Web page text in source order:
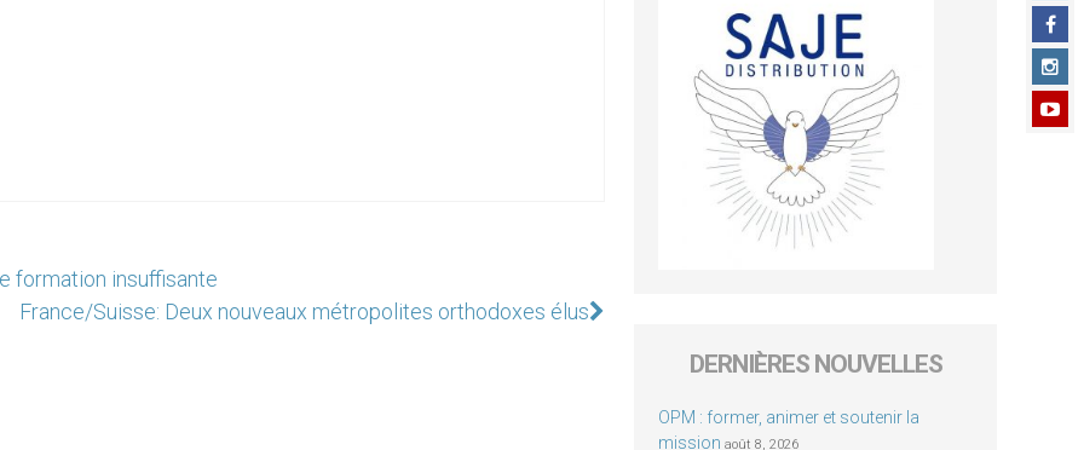
formation insuffisante
France/Suisse: Deux nouveaux métropolites orthodoxes élus
DERNIÈRES NOUVELLES
OPM : former, animer et soutenir la
mission août 8, 2026